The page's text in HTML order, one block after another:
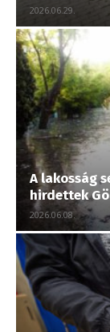
2026.06.29.
A lakosság
hirdettek
2026.06.08.